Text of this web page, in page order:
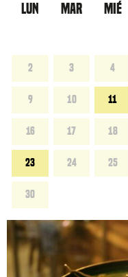
LUN MAR MIÉ
2 3 4
9 10 11
16 17 18
23 24 25
30